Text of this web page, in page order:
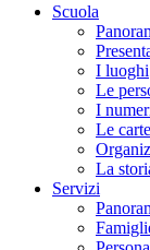
Scuola
I luoghi
Le
I
Le
La
Servizi